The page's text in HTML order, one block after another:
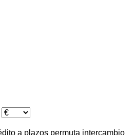
a plazos permuta intercambio